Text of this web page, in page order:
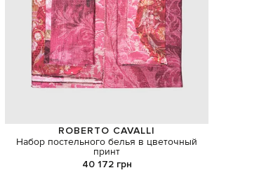
ROBERTO CAVALLI
Набор постельного белья в цветочный
принт
40 172 грн